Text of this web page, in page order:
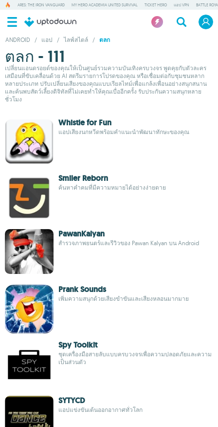
ARES: THE IRON VANGUARD MY HERO ACADEMIA UNITED SURVIVAL TICKET HERO แอป VPN BATTLE
ANDROID / แอป / ไลฟ์สไตล์ / ตลก
ตลก - 111
เปลี่ยนแอนดรอยด์ของคุณให้เป็นศูนย์รวมความบันเทิงครบวงจร พูดคุยกับตัวละคร
เสมือนที่ขับเคลื่อนด้วย AI สตรีมรายการโปรดของคุณ หรือเชื่อมต่อกับชุมชนหลาก
หลายประเภท ปรับเปลี่ยนเสียงของคุณแบบเรียลไทม์เพื่อแกล้งเพื่อนอย่างสนุกสนาน
และค้นพบสัตว์เลี้ยงดิจิทัลที่ไม่เคยทำให้คุณเบื่ออีกครั้ง รับประกันความสนุกหลาย
ชั่วโมง
Whistle for Fun
แอปเสียงนกหวีดพร้อมคำแนะนำพัฒนาทักษะของคุณ
Smiler Reborn
ค้นหาคำคมที่มีความหมายได้อย่างง่ายดาย
PawanKalyan
สำรวจภาพยนตร์และรีวิวของ Pawan Kalyan บน Android
Prank Sounds
เพิ่มความสนุกด้วยเสียงขำขันและเสียงหลอนมากมาย
Spy Toolkit
ชุดเครื่องมือสายลับแบบครบวงจรเพื่อความปลอดภัยและความ
เป็นส่วนตัว
SYTYCD
แอปแข่งขันเต้นออกอากาศทั่วโลก